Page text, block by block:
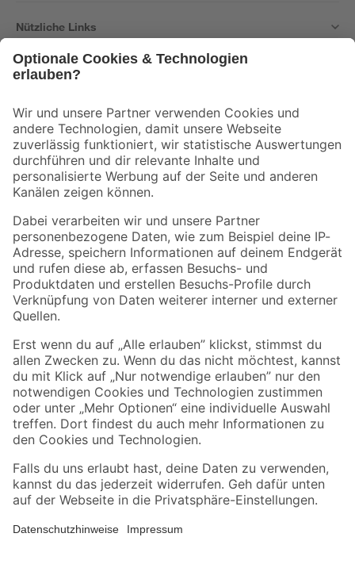
Nützliche Links
Der toom Newsletter: Keine Angebote und Aktionen mehr verpassen!
Zur Newsletter Anmeldung
Folge uns
Zahlungsarten Versandarten
Sicher einkaufen
Jetzt die toom-App herunterladen
Alle Preisangaben in EUR inkl. gesetzl. MwSt.. Die dargestellten Angebote sind unter
Umständen nicht in allen Märkten verfügbar. Die angegebenen Verfügbarkeiten beziehen
Produkte nur solange der Vorrat reicht.
*Paketversand ab 59 € versandkostenfrei, gilt nicht für Artikel mit Speditionsversand, hier